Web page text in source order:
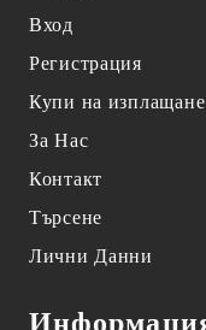
Вход
Регистрация
Купи на изплащане
За Нас
Контакт
Търсене
Лични Данни